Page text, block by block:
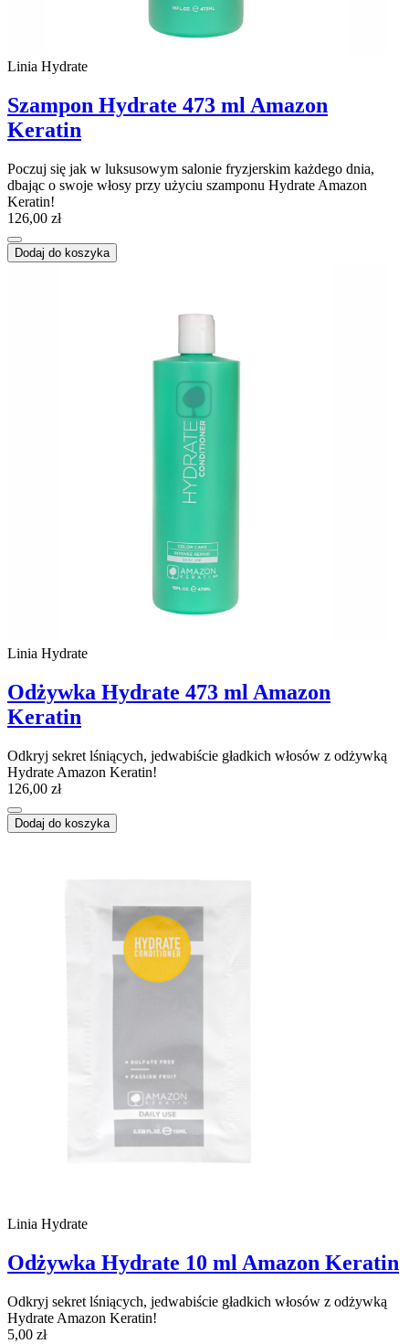
Linia Hydrate
Szampon Hydrate 473 ml Amazon
Keratin
Poczuj się jak w luksusowym salonie fryzjerskim każdego dnia,
dbając o swoje włosy przy użyciu szamponu Hydrate Amazon
Keratin!
126,00 zł
Dodaj do koszyka
Linia Hydrate
Odżywka Hydrate 473 ml Amazon
Keratin
Odkryj sekret lśniących, jedwabiście gładkich włosów z odżywką
Hydrate Amazon Keratin!
126,00 zł
Dodaj do koszyka
Linia Hydrate
Odżywka Hydrate 10 ml Amazon Keratin
Odkryj sekret lśniących, jedwabiście gładkich włosów z odżywką
Hydrate Amazon Keratin!
5,00 zł